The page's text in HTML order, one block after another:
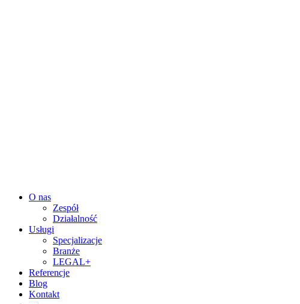
O nas
Zespół
Działalność
Usługi
Specjalizacje
Branże
LEGAL+
Referencje
Blog
Kontakt